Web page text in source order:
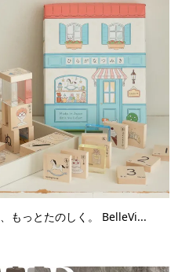
もっとたのしく。 BelleVi...